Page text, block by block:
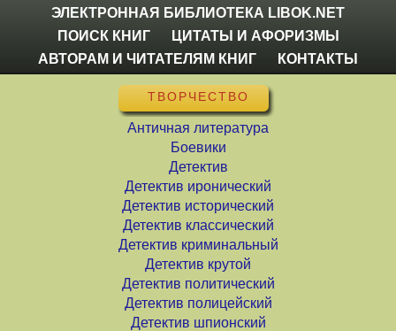
ЭЛЕКТРОННАЯ БИБЛИОТЕКА LIBOK.NET
ПОИСК КНИГ
ЦИТАТЫ И АФОРИЗМЫ
АВТОРАМ И ЧИТАТЕЛЯМ КНИГ
КОНТАКТЫ
ТВОРЧЕСТВО
Античная литература
Боевики
Детектив
Детектив иронический
Детектив исторический
Детектив классический
Детектив криминальный
Детектив крутой
Детектив политический
Детектив полицейский
Детектив шпионский